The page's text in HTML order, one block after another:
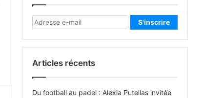
Articles récents
Du football au padel : Alexia Putellas invitée